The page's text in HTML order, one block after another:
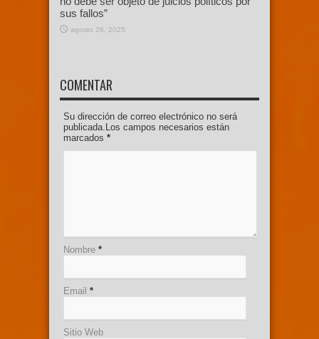
sus fallos”
agosto 26, 2025
COMENTAR
Su dirección de correo electrónico no será
publicada.Los campos necesarios están
marcados *
Nombre *
Email *
Sitio Web